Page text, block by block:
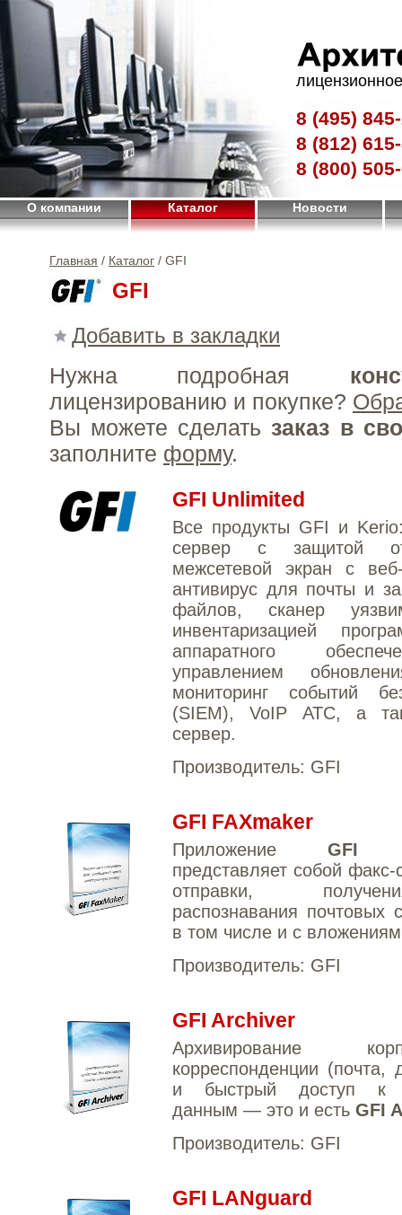
8 (495)
8 (812)
8 (800)
О компании Каталог Новости
Главная / Каталог / GFI
GFI
Добавить в закладки
Нужна подробная
лицензированию и покупке?
Вы можете сделать заказ в
заполните форму.
GFI Unlimited
Все продукты GFI и
сервер с защитой
межсетевой экран с
антивирус для почты и
файлов, сканер
инвентаризацией
аппаратного
управлением
мониторинг событий
(SIEM), VoIP АТС, а
сервер.
Производитель: GFI
GFI FAXmaker
Приложение GFI
представляет собой
отправки,
распознавания почтовых
в том числе и с
Производитель: GFI
GFI Archiver
Архивирование
корреспонденции (почта,
и быстрый доступ к
данным — это и есть GFI
Производитель: GFI
GFI LANguard